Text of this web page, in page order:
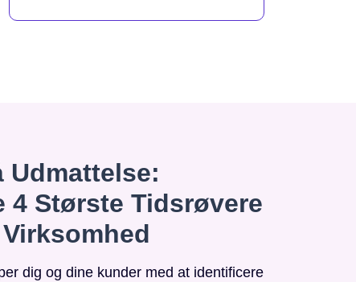
Udmattelse:
4 Største Tidsrøvere
dig og dine kunder med at identificere